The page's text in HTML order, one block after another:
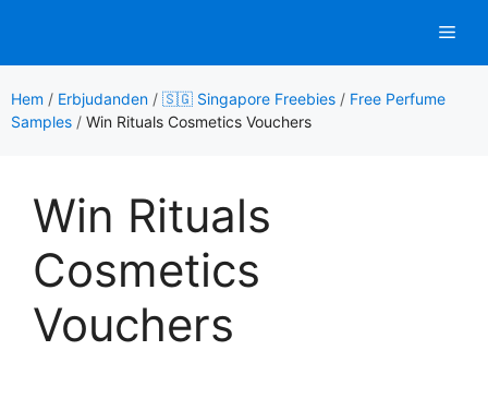
innehåll
Hem / Erbjudanden / 🇸🇬 Singapore Freebies / Free Perfume
Samples / Win Rituals Cosmetics Vouchers
Win Rituals
Cosmetics
Vouchers